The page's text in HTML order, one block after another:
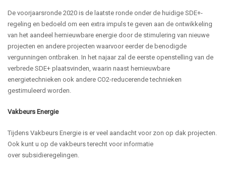
De voorjaarsronde 2020 is de laatste ronde onder de huidige SDE+-
regeling en bedoeld om een extra impuls te geven aan de ontwikkeling
van het aandeel hernieuwbare energie door de stimulering van nieuwe
projecten en andere projecten waarvoor eerder de benodigde
vergunningen ontbraken. In het najaar zal de eerste openstelling van de
verbrede SDE+ plaatsvinden, waarin naast hernieuwbare
energietechnieken ook andere CO2-reducerende technieken
gestimuleerd worden.
Vakbeurs Energie
Tijdens Vakbeurs Energie is er veel aandacht voor zon op dak projecten
Ook kunt u op de vakbeurs terecht voor informatie
over subsidieregelingen